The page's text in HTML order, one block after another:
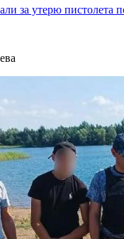
за утерю пистолета